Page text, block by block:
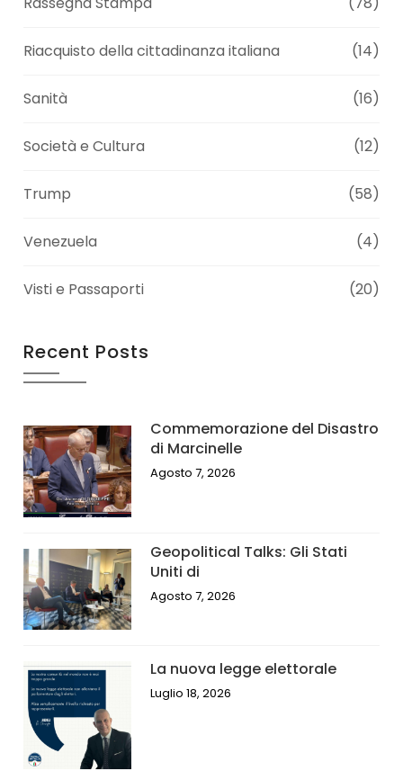
Riacquisto della cittadinanza italiana (14)
Sanità (16)
Società e Cultura (12)
Trump (58)
Venezuela (4)
Visti e Passaporti (20)
Recent Posts
Commemorazione del Disastro
di Marcinelle
Agosto 7, 2026
Geopolitical Talks: Gli Stati
Uniti di
Agosto 7, 2026
La nuova legge elettorale
Luglio 18, 2026